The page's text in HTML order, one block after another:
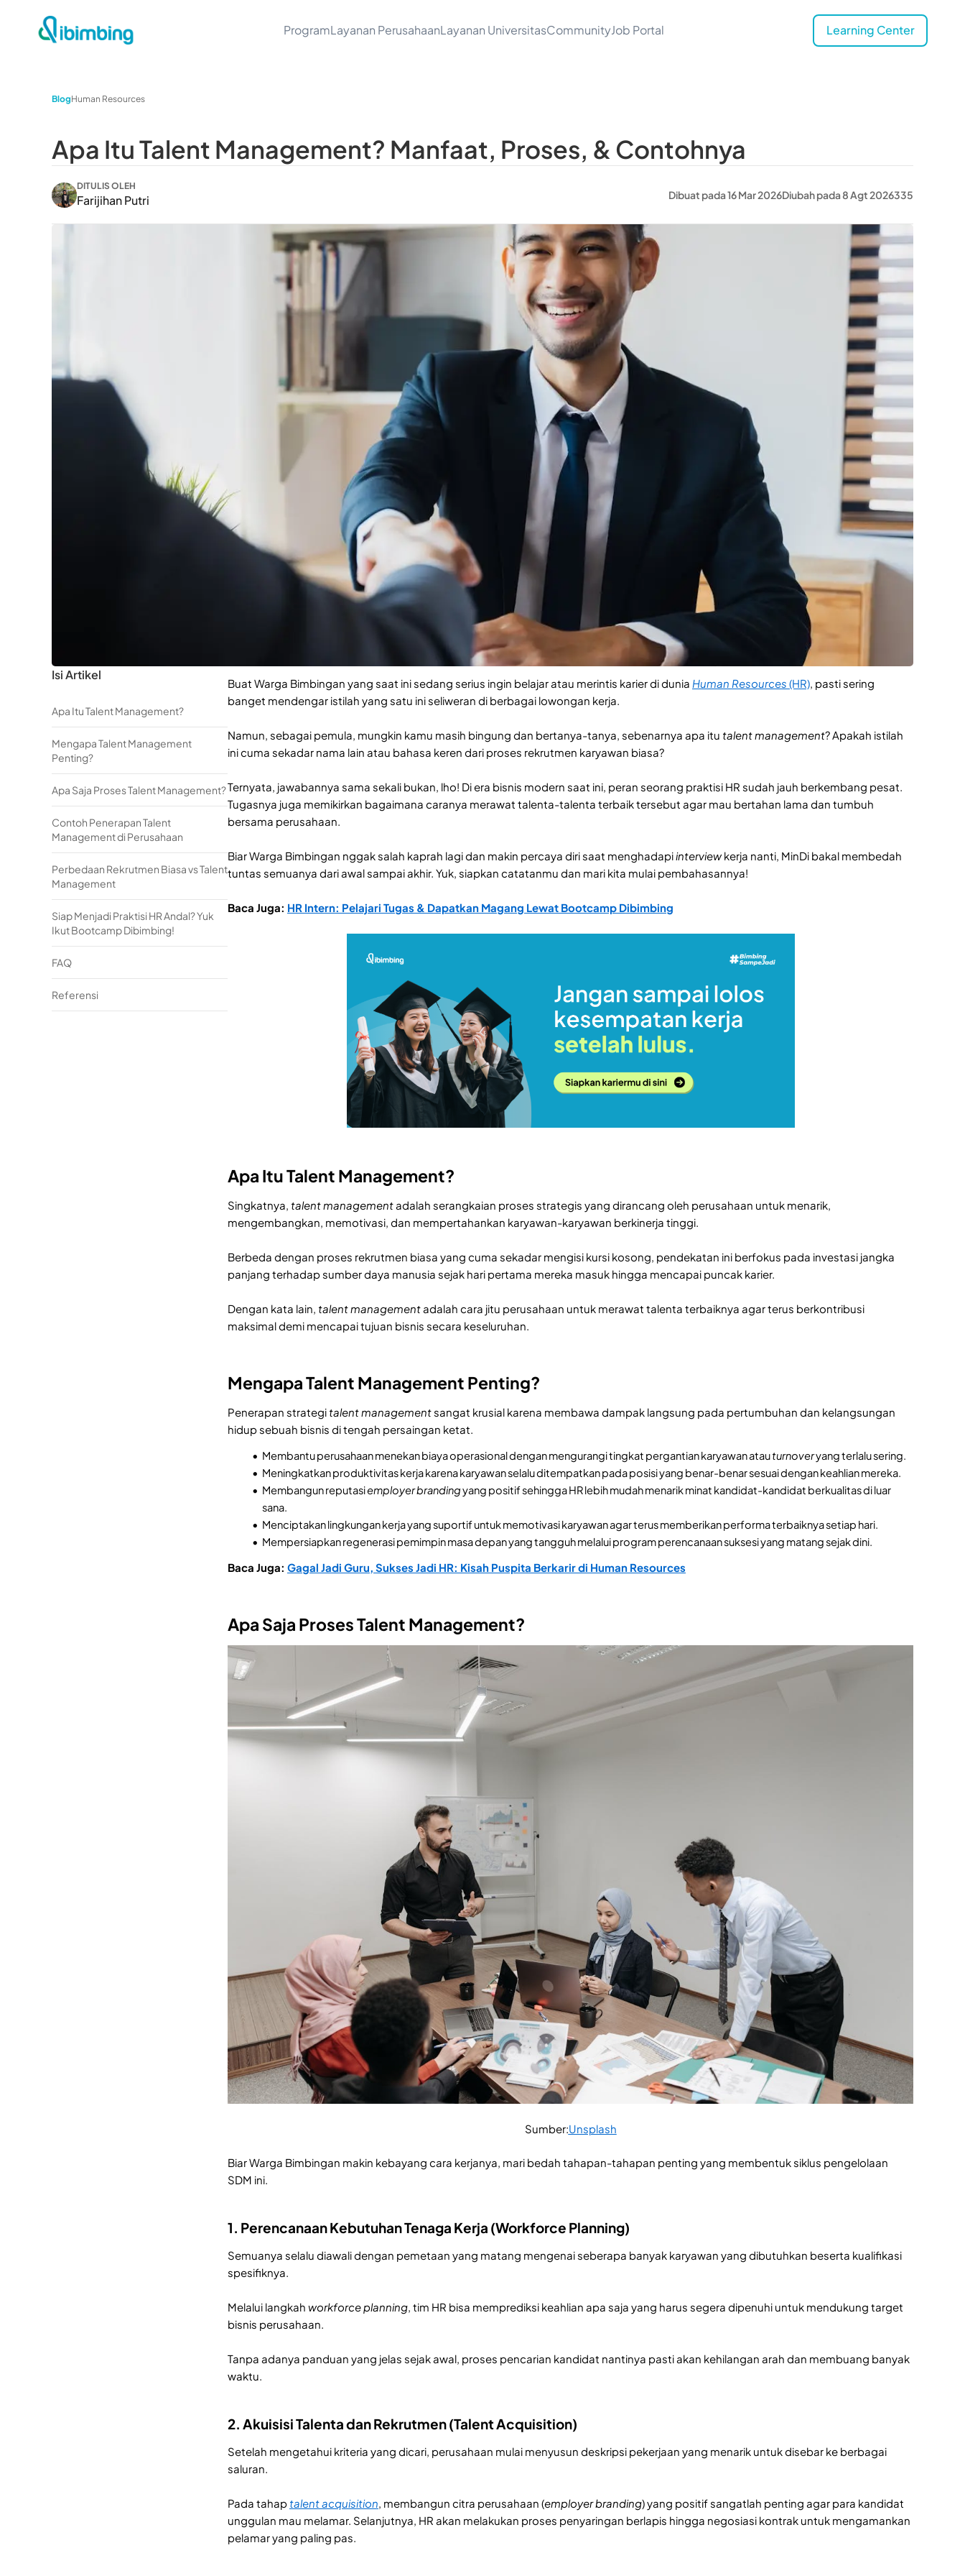
ProgramLayanan PerusahaanLayanan UniversitasCommunityJob Portal Learning Center
BlogHuman Resources
Apa Itu Talent Management? Manfaat, Proses, & Contohnya
DITULIS OLEH
Farijihan Putri Dibuat pada 16 Mar 2026Diubah pada 8 Agt 2026335
Isi Artikel
Apa Itu Talent Management?
Mengapa Talent Management
Penting?
Apa Saja Proses Talent Management?
Contoh Penerapan Talent
Management di Perusahaan
Perbedaan Rekrutmen Biasa vs Talent
Management
Siap Menjadi Praktisi HR Andal? Yuk
Ikut Bootcamp Dibimbing!
FAQ
Referensi
Buat Warga Bimbingan yang saat ini sedang serius ingin belajar atau merintis karier di dunia Human Resources (HR), pasti sering
banget mendengar istilah yang satu ini seliweran di berbagai lowongan kerja.
Namun, sebagai pemula, mungkin kamu masih bingung dan bertanya-tanya, sebenarnya apa itu talent management? Apakah istilah
ini cuma sekadar nama lain atau bahasa keren dari proses rekrutmen karyawan biasa?
Ternyata, jawabannya sama sekali bukan, lho! Di era bisnis modern saat ini, peran seorang praktisi HR sudah jauh berkembang pesat.
Tugasnya juga memikirkan bagaimana caranya merawat talenta-talenta terbaik tersebut agar mau bertahan lama dan tumbuh
bersama perusahaan.
Biar Warga Bimbingan nggak salah kaprah lagi dan makin percaya diri saat menghadapiinterviewkerja nanti, MinDi bakal membedah
tuntas semuanya dari awal sampai akhir. Yuk, siapkan catatanmu dan mari kita mulai pembahasannya!
Baca Juga: HR Intern: Pelajari Tugas & Dapatkan Magang Lewat Bootcamp Dibimbing
Apa Itu Talent Management?
Singkatnya, talentmanagementadalah serangkaian proses strategis yang dirancang oleh perusahaan untuk menarik,
mengembangkan, memotivasi, dan mempertahankan karyawan-karyawan berkinerja tinggi.
Berbeda dengan proses rekrutmen biasa yang cuma sekadar mengisi kursi kosong, pendekatan ini berfokus pada investasi jangka
panjang terhadap sumber daya manusia sejak hari pertama mereka masuk hingga mencapai puncak karier.
Dengan kata lain, talent managementadalah cara jitu perusahaan untuk merawat talenta terbaiknya agar terus berkontribusi
maksimal demi mencapai tujuan bisnis secara keseluruhan.
Mengapa Talent Management Penting?
Penerapan strategi talent managementsangat krusial karena membawa dampak langsung pada pertumbuhan dan kelangsungan
hidup sebuah bisnis di tengah persaingan ketat.
Membantu perusahaan menekan biaya operasional dengan mengurangi tingkat pergantian karyawan atauturnoveryang terlalu sering.
Meningkatkan produktivitas kerja karena karyawan selalu ditempatkan pada posisi yang benar-benar sesuai dengan keahlian mereka.
Membangun reputasiemployer brandingyang positif sehingga HR lebih mudah menarik minat kandidat-kandidat berkualitas di luar
sana.
Menciptakan lingkungan kerja yang suportif untuk memotivasi karyawan agar terus memberikan performa terbaiknya setiap hari.
Mempersiapkan regenerasi pemimpin masa depan yang tangguh melalui program perencanaan suksesi yang matang sejak dini.
Baca Juga: Gagal Jadi Guru, Sukses Jadi HR: Kisah Puspita Berkarir di Human Resources
Apa Saja Proses Talent Management?
Sumber:Unsplash
Biar Warga Bimbingan makin kebayang cara kerjanya, mari bedah tahapan-tahapan penting yang membentuk siklus pengelolaan
SDM ini.
1. Perencanaan Kebutuhan Tenaga Kerja (Workforce Planning)
Semuanya selalu diawali dengan pemetaan yang matang mengenai seberapa banyak karyawan yang dibutuhkan beserta kualifikasi
spesifiknya.
Melalui langkah workforce planning, tim HR bisa memprediksi keahlian apa saja yang harus segera dipenuhi untuk mendukung target
bisnis perusahaan.
Tanpa adanya panduan yang jelas sejak awal, proses pencarian kandidat nantinya pasti akan kehilangan arah dan membuang banyak
waktu.
2. Akuisisi Talenta dan Rekrutmen (Talent Acquisition)
Setelah mengetahui kriteria yang dicari, perusahaan mulai menyusun deskripsi pekerjaan yang menarik untuk disebar ke berbagai
saluran.
Pada tahap talent acquisition, membangun citra perusahaan (employer branding) yang positif sangatlah penting agar para kandidat
unggulan mau melamar. Selanjutnya, HR akan melakukan proses penyaringan berlapis hingga negosiasi kontrak untuk mengamankan
pelamar yang paling pas.